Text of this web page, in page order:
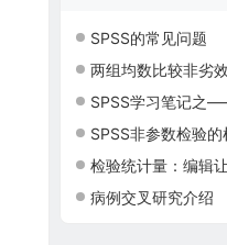
SPSS的常见问题
两组均数比较非劣
SPSS学习笔记之
SPSS非参数检验的
检验统计量：编辑让
病例交叉研究介绍